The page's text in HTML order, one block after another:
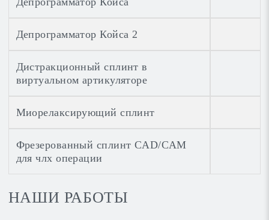
Депрограмматор Койса 2
Дистракционный сплинт в
виртуальном артикуляторе
Миорелаксирующий сплинт
Фрезерованный сплинт CAD/CAM
для члх операции
НАШИ РАБОТЫ